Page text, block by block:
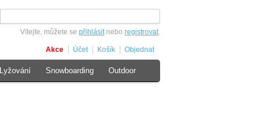
Vítejte, můžete se přihlásitnebo registrovat.
Akce Účet Košík Objednat
Lyžování Snowboarding Outdoor